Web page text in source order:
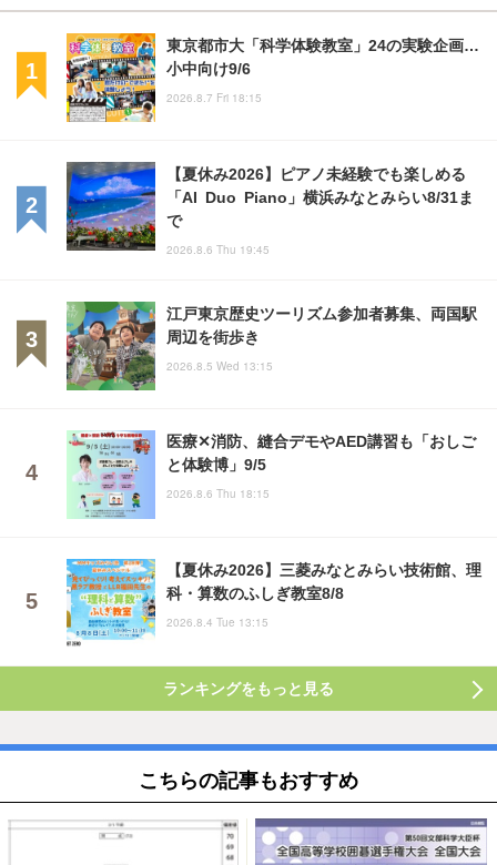
東京都市大「科学体験教室」24の実験企画…
小中向け9/6
2026.8.7 Fri 18:15
【夏休み2026】ピアノ未経験でも楽しめる
「AI Duo Piano」横浜みなとみらい8/31ま
で
2026.8.6 Thu 19:45
江戸東京歴史ツーリズム参加者募集、両国駅
周辺を街歩き
2026.8.5 Wed 13:15
医療✕消防、縫合デモやAED講習も「おしご
と体験博」9/5
2026.8.6 Thu 18:15
【夏休み2026】三菱みなとみらい技術館、理
科・算数のふしぎ教室8/8
2026.8.4 Tue 13:15
ランキングをもっと見る
こちらの記事もおすすめ